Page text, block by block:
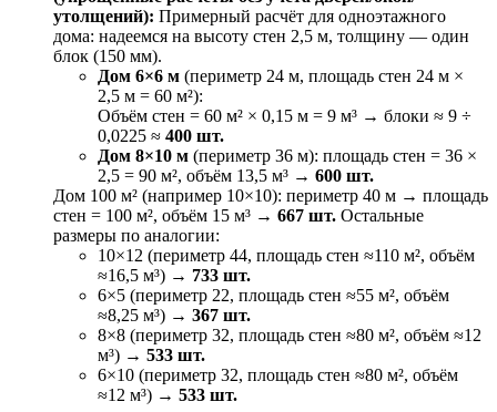
утолщений): Примерный расчёт для одноэтажного
дома: надеемся на высоту стен 2,5 м, толщину — один
блок (150 мм).
Дом 6×6 м (периметр 24 м, площадь стен 24 м ×
2,5 м = 60 м²):
Объём стен = 60 м² × 0,15 м = 9 м³ → блоки ≈ 9 ÷
0,0225 ≈ 400 шт.
Дом 8×10 м (периметр 36 м): площадь стен = 36 ×
2,5 = 90 м², объём 13,5 м³ → 600 шт.
Дом 100 м² (например 10×10): периметр 40 м → площадь
стен = 100 м², объём 15 м³ → 667 шт. Остальные
размеры по аналогии:
10×12 (периметр 44, площадь стен ≈110 м², объём
≈16,5 м³) → 733 шт.
6×5 (периметр 22, площадь стен ≈55 м², объём
≈8,25 м³) → 367 шт.
8×8 (периметр 32, площадь стен ≈80 м², объём ≈12
м³) → 533 шт.
6×10 (периметр 32, площадь стен ≈80 м², объём
≈12 м³) → 533 шт.